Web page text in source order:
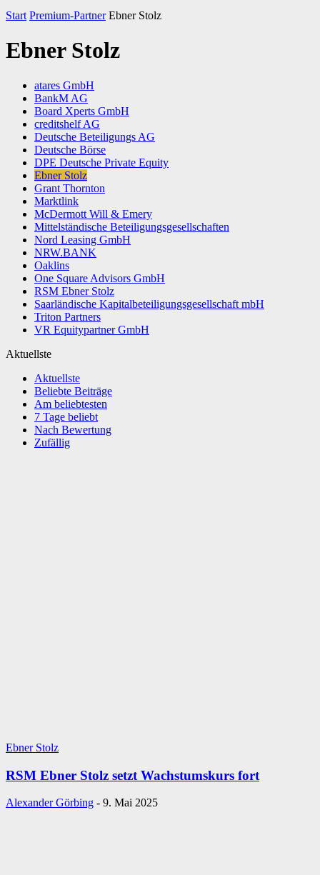
Start Premium-Partner Ebner Stolz
Ebner Stolz
atares GmbH
BankM AG
Board Xperts GmbH
creditshelf AG
Deutsche Beteiligungs AG
Deutsche Börse
DPE Deutsche Private Equity
Ebner Stolz
Grant Thornton
Marktlink
McDermott Will & Emery
Mittelständische Beteiligungsgesellschaften
Nord Leasing GmbH
NRW.BANK
Oaklins
One Square Advisors GmbH
RSM Ebner Stolz
Saarländische Kapitalbeteiligungsgesellschaft mbH
Triton Partners
VR Equitypartner GmbH
Aktuellste
Aktuellste
Beliebte Beiträge
Am beliebtesten
7 Tage beliebt
Nach Bewertung
Zufällig
Ebner Stolz
RSM Ebner Stolz setzt Wachstumskurs fort
Alexander Görbing - 9. Mai 2025